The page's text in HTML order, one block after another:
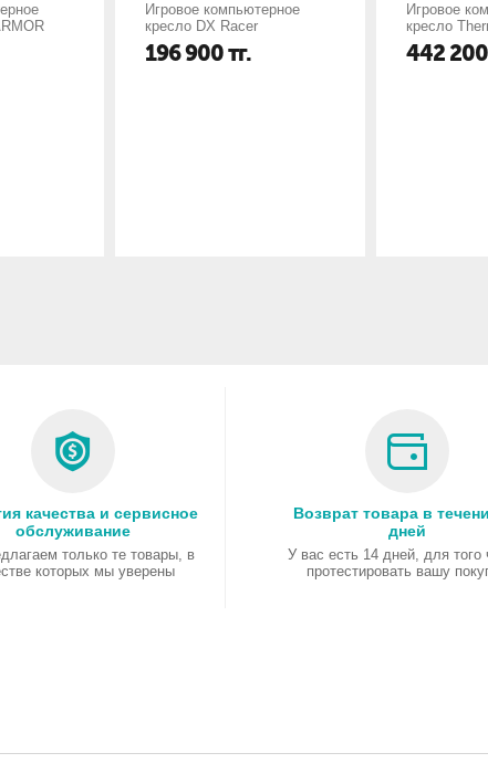
кожа
Игровое компьютерное
кресло DX Racer
GC/LPF132LTC/NR
196 900тг.
Игровое
кресло
ARGENT
442 200
качества и сервисное
обслуживание
только те товары, в
которых мы уверены
Возврат товара в
дней
У вас есть 14 дней, для того
протестировать вашу